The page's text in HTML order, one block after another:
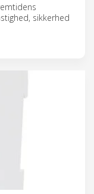
sikkerhed